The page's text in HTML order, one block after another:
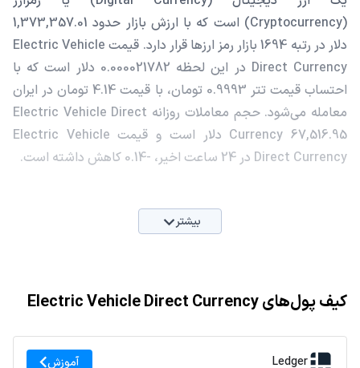
(Cryptocurrency) است که با ارزش بازار حدود 1,373,357.01
دلار در رتبه 1694 بازار رمز ارزها قرار دارد. قیمت Electric Vehicle
Direct Currency در این لحظه 0.000021782 دلار است که با
احتساب قیمت تتر 0.9993 تومان، با قیمت 4.14 تومان در ایران
معامله می‌شود. حجم معاملات روزانه Electric Vehicle Direct
Currency 67,516.95 دلار است و قیمت Electric Vehicle
Direct Currency در 24 ساعت اخیر، -0.14 کاهش داشته است.
بیشتر
کیف پول‌های Electric Vehicle Direct Currency
Ledger آموزش